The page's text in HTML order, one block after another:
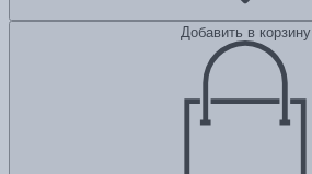
Добавить в корзину